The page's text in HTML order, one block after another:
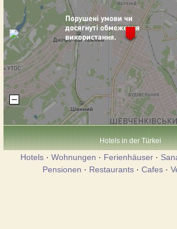
Hotels in der Türkei
Hotels · Wohnungen · Ferienhäuser ·
Pensionen · Restaurants · Cafes ·